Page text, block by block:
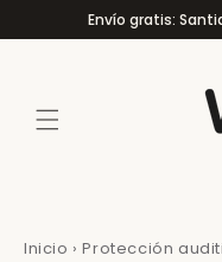
directamente
al contenido
Envío gratis:
Inicio ›Protección